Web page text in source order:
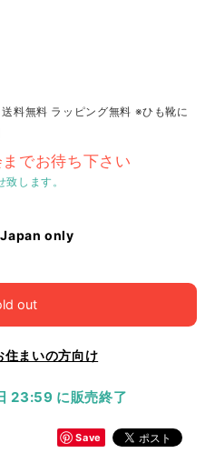
料無料 ラッピング無料 ※ひも靴に
でお待ち下さい
致します。
only
out
住まいの方向け
23:59 に販売終了
Save